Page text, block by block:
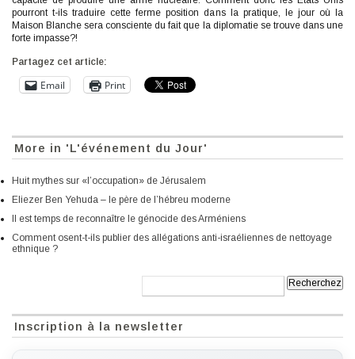
pourront t-ils traduire cette ferme position dans la pratique, le jour où la
Maison Blanche sera consciente du fait que la diplomatie se trouve dans une
forte impasse?!
Partagez cet article:
Email Print
More in 'L'événement du Jour'
Huit mythes sur «l’occupation» de Jérusalem
Eliezer Ben Yehuda – le père de l’hébreu moderne
Il est temps de reconnaître le génocide des Arméniens
Comment osent-t-ils publier des allégations anti-israéliennes de nettoyage
ethnique ?
Inscription à la newsletter